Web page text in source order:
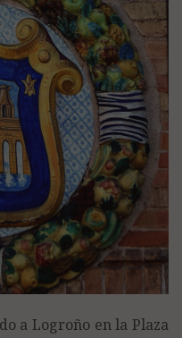
a Logroño en la Plaza